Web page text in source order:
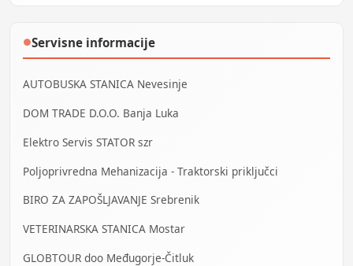
●Servisne informacije
AUTOBUSKA STANICA Nevesinje
DOM TRADE D.O.O. Banja Luka
Elektro Servis STATOR szr
Poljoprivredna Mehanizacija - Traktorski priključci
BIRO ZA ZAPOŠLJAVANJE Srebrenik
VETERINARSKA STANICA Mostar
GLOBTOUR doo Međugorje-Čitluk